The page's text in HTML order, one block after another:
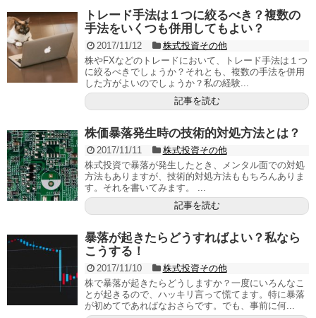
トレード手法は１つに絞るべき？複数の
手法をいくつも併用してもよい？
2017/11/12
株式投資その他
株やFXなどのトレードにおいて、トレード手法は１つ
に絞るべきでしょうか？それとも、複数の手法を併用
した方がよいのでしょうか？私の経験...
記事を読む
株価暴落発生時の技術的対処方法とは？
2017/11/11
株式投資その他
株式投資で暴落が発生したとき、メンタル面での対処
方法もありますが、技術的対処方法ももちろんありま
す。それを書いてみます。 ...
記事を読む
暴落が起きたらどうすればよい？私なら
こうする！
2017/11/10
株式投資その他
株で暴落が起きたらどうしますか？一度にいろんなこ
とが起きるので、ハッキリ言って慌てます。特に暴落
が初めてであればなおさらです。でも、事前に何...